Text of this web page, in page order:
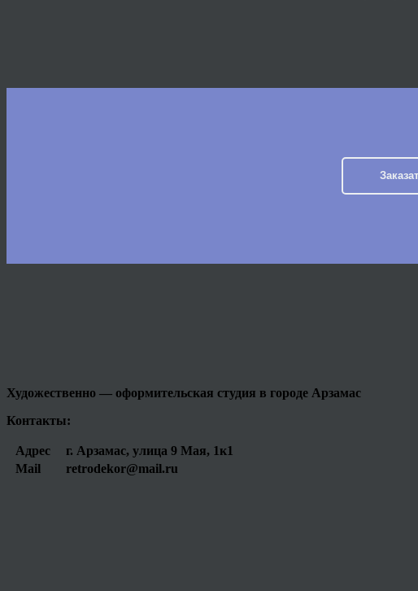
Художественно — оформительская студия в городе Арзамас
Контакты:
Адрес
г. Арзамас, улица 9 Мая, 1к1
Mail
retrodekor@mail.ru